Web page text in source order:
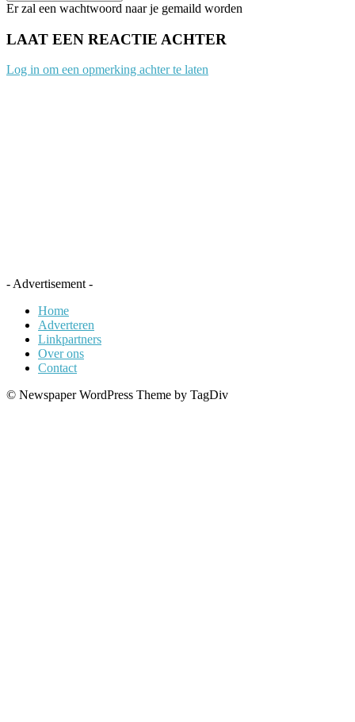
Er zal een wachtwoord naar je gemaild worden
LAAT EEN REACTIE ACHTER
Log in om een opmerking achter te laten
- Advertisement -
Home
Adverteren
Linkpartners
Over ons
Contact
© Newspaper WordPress Theme by TagDiv